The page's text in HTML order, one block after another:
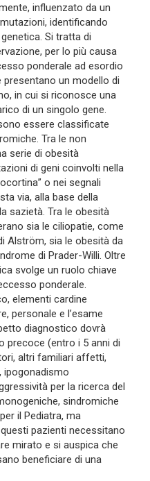
influenzato da un
identificando
Si tratta di
per lo più causa
ponderale ad esordio
un modello di
in cui si riconosce una
di un singolo gene.
essere classificate
Tra le non
serie di obesità
di geni coinvolti nella
o nei segnali
via, alla base della
sazietà. Tra le obesità
sia le ciliopatie, come
Alström, sia le obesità da
di Prader-Willi. Oltre
svolge un ruolo chiave
ponderale.
elementi cardine
personale e l’esame
diagnostico dovrà
precoce (entro i 5 anni di
altri familiari affetti,
ipogonadismo
per la ricerca del
sindromiche
il Pediatra, ma
pazienti necessitano
mirato e si auspica che
beneficiare di una